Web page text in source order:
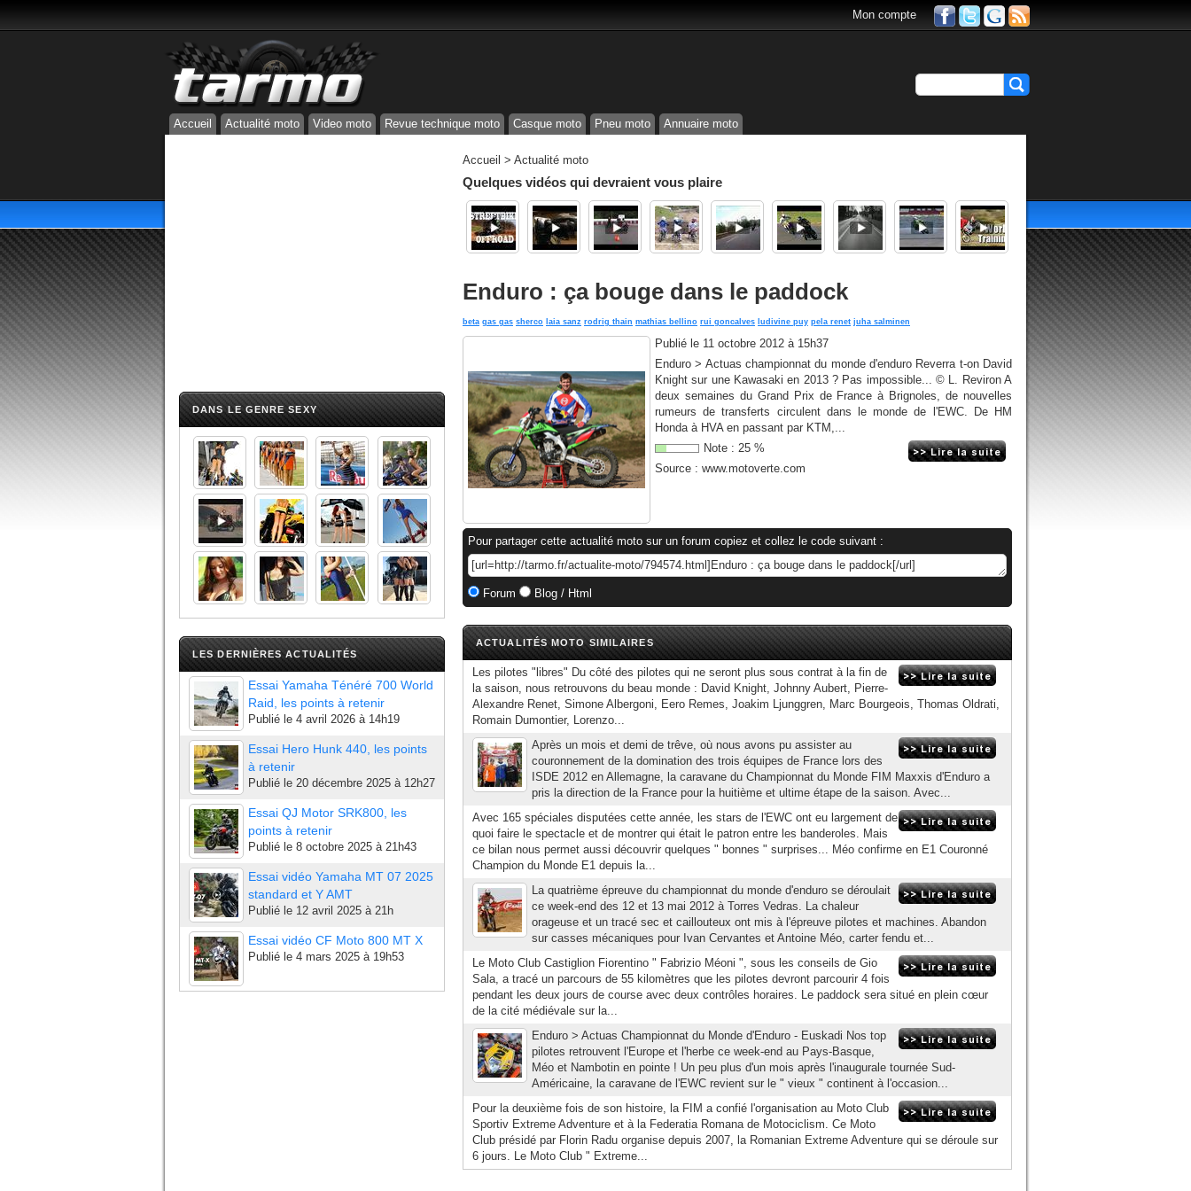
Mon compte
Accueil Actualité moto Video moto Revue technique moto Casque moto Pneu moto Annuaire moto
DANS LE GENRE SEXY
LES DERNIÈRES ACTUALITÉS
Essai Yamaha Ténéré 700 World
Raid, les points à retenir
Publié le 4 avril 2026 à 14h19
Essai Hero Hunk 440, les points
à retenir
Publié le 20 décembre 2025 à 12h27
Essai QJ Motor SRK800, les
points à retenir
Publié le 8 octobre 2025 à 21h43
Essai vidéo Yamaha MT 07 2025
standard et Y AMT
Publié le 12 avril 2025 à 21h
Essai vidéo CF Moto 800 MT X
Publié le 4 mars 2025 à 19h53
Accueil > Actualité moto
Quelques vidéos qui devraient vous plaire
Enduro : ça bouge dans le paddock
beta gas gas sherco laia sanz rodrig thain mathias bellino rui goncalves ludivine puy pela renet juha salminen
Publié le 11 octobre 2012 à 15h37
Enduro > Actuas championnat du monde d'enduro Reverra t-on David
Knight sur une Kawasaki en 2013 ? Pas impossible... © L. Reviron A
deux semaines du Grand Prix de France à Brignoles, de nouvelles
rumeurs de transferts circulent dans le monde de l'EWC. De HM
Honda à HVA en passant par KTM,...
Note : 25 %
Source : www.motoverte.com
Pour partager cette actualité moto sur un forum copiez et collez le code suivant :
Forum Blog / Html
ACTUALITÉS MOTO SIMILAIRES
Les pilotes "libres" Du côté des pilotes qui ne seront plus sous contrat à la fin de
la saison, nous retrouvons du beau monde : David Knight, Johnny Aubert, Pierre-
Alexandre Renet, Simone Albergoni, Eero Remes, Joakim Ljunggren, Marc Bourgeois, Thomas Oldrati,
Romain Dumontier, Lorenzo...
Après un mois et demi de trêve, où nous avons pu assister au
couronnement de la domination des trois équipes de France lors des
ISDE 2012 en Allemagne, la caravane du Championnat du Monde FIM Maxxis d'Enduro a
pris la direction de la France pour la huitième et ultime étape de la saison. Avec...
Avec 165 spéciales disputées cette année, les stars de l'EWC ont eu largement de
quoi faire le spectacle et de montrer qui était le patron entre les banderoles. Mais
ce bilan nous permet aussi découvrir quelques " bonnes " surprises... Méo confirme en E1 Couronné
Champion du Monde E1 depuis la...
La quatrième épreuve du championnat du monde d'enduro se déroulait
ce week-end des 12 et 13 mai 2012 à Torres Vedras. La chaleur
orageuse et un tracé sec et caillouteux ont mis à l'épreuve pilotes et machines. Abandon
sur casses mécaniques pour Ivan Cervantes et Antoine Méo, carter fendu et...
Le Moto Club Castiglion Fiorentino " Fabrizio Méoni ", sous les conseils de Gio
Sala, a tracé un parcours de 55 kilomètres que les pilotes devront parcourir 4 fois
pendant les deux jours de course avec deux contrôles horaires. Le paddock sera situé en plein cœur
de la cité médiévale sur la...
Enduro > Actuas Championnat du Monde d'Enduro - Euskadi Nos top
pilotes retrouvent l'Europe et l'herbe ce week-end au Pays-Basque,
Méo et Nambotin en pointe ! Un peu plus d'un mois après l'inaugurale tournée Sud-
Américaine, la caravane de l'EWC revient sur le " vieux " continent à l'occasion...
Pour la deuxième fois de son histoire, la FIM a confié l'organisation au Moto Club
Sportiv Extreme Adventure et à la Federatia Romana de Motociclism. Ce Moto
Club présidé par Florin Radu organise depuis 2007, la Romanian Extreme Adventure qui se déroule sur
6 jours. Le Moto Club " Extreme...